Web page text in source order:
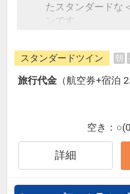
たスタンダードな
ンです。
できるダイナミッ
ら、一都市滞在は
にも最適！
旅行期間中の1泊
泊・飛び泊なども
フライトは、安
JALグループ）確
ル50%貯まります
オプションでレン
通・体験プランな
約）が可能なプラ
スタンダードツイン 朝
旅行代金 （航空券+宿泊
空き： ○
詳細